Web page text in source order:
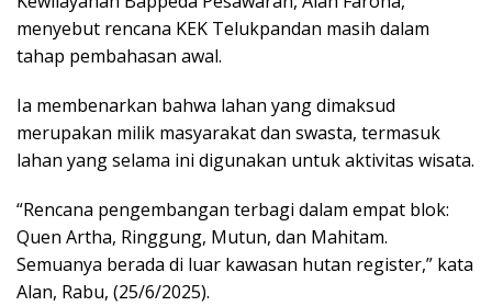
menyebut rencana KEK Telukpandan masih dalam
tahap pembahasan awal.
Ia membenarkan bahwa lahan yang dimaksud
merupakan milik masyarakat dan swasta, termasuk
lahan yang selama ini digunakan untuk aktivitas wisata.
“Rencana pengembangan terbagi dalam empat blok:
Quen Artha, Ringgung, Mutun, dan Mahitam.
Semuanya berada di luar kawasan hutan register,” kata
Alan, Rabu, (25/6/2025).